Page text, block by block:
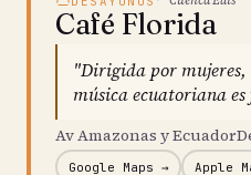
Café Florida
"Dirigida por mujeres,
música ecuatoriana
Av Amazonas y
Google Maps → Apple